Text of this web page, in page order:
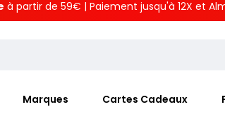
à partir de 59€ | Paiement jusqu'à 12X et
Marques Cartes Cadeaux